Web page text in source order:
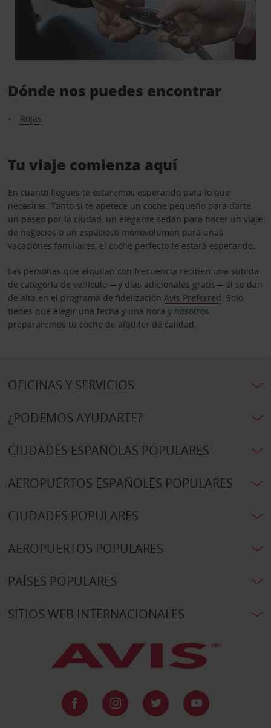
Dónde nos puedes encontrar
Rojas
Tu viaje comienza aquí
En cuanto llegues te estaremos esperando para lo que
necesites. Tanto si te apetece un coche pequeño para darte
un paseo por la ciudad, un elegante sedán para hacer un viaje
de negocios o un espacioso monovolumen para unas
vacaciones familiares, el coche perfecto te estará esperando.
Las personas que alquilan con frecuencia reciben una subida
de categoría de vehículo —y días adicionales gratis— si se dan
de alta en el programa de fidelización Avis Preferred. Solo
tienes que elegir una fecha y una hora y nosotros
prepararemos tu coche de alquiler de calidad.
OFICINAS Y SERVICIOS
¿PODEMOS AYUDARTE?
CIUDADES ESPAÑOLAS POPULARES
AEROPUERTOS ESPAÑOLES POPULARES
CIUDADES POPULARES
AEROPUERTOS POPULARES
PAÍSES POPULARES
SITIOS WEB INTERNACIONALES